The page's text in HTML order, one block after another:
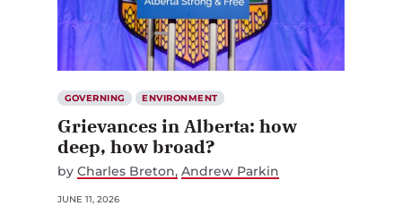
GOVERNING ENVIRONMENT
Grievances in Alberta: how
deep, how broad?
by Charles Breton Andrew Parkin
JUNE 11, 2026